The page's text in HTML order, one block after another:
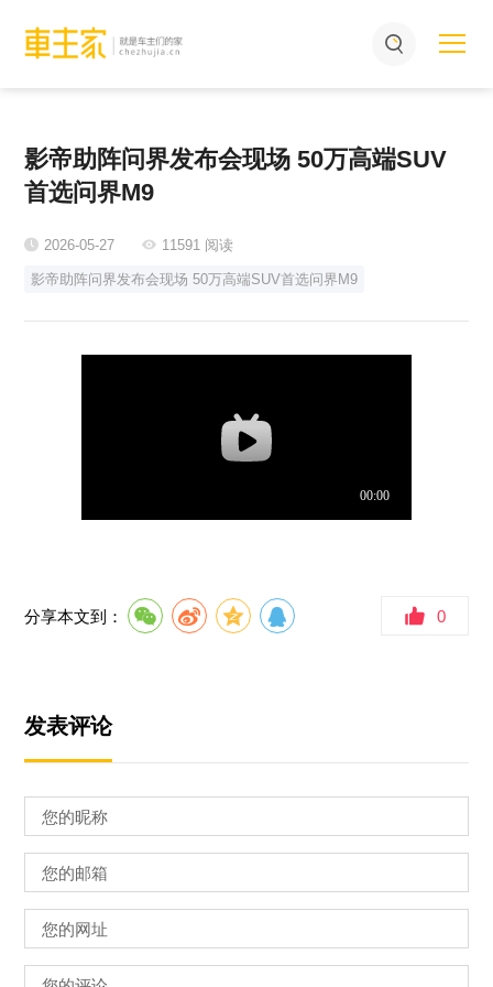
影帝助阵问界发布会现场 50万高端SUV
首选问界M9
2026-05-27 11591 阅读
影帝助阵问界发布会现场 50万高端SUV首选问界M9
分享本文到： 0
发表评论